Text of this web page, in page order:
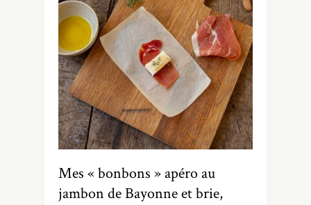
Mes « bonbons » apéro au
jambon de Bayonne et brie,